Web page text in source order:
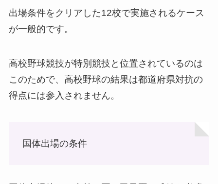
出場条件をクリアした12校で実施されるケース
が一般的です。
高校野球競技が特別競技と位置されているのは
このためで、高校野球の結果は都道府県対抗の
得点には参入されません。
国体出場の条件